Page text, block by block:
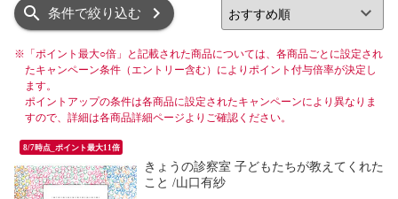
条件で絞り込む
※ 「ポイント最大○倍」と記載された商品については、各商品ごとに設定され
たキャンペーン条件（エントリー含む）によりポイント付与倍率が決定し
ます。
ポイントアップの条件は各商品に設定されたキャンペーンにより異なりま
すので、詳細は各商品詳細ページよりご確認ください。
8/7時点_ポイント最大11倍
きょうの診察室 子どもたちが教えてくれた
こと /山口有紗